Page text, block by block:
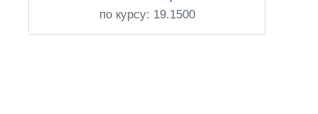
по курсу: 19.1500